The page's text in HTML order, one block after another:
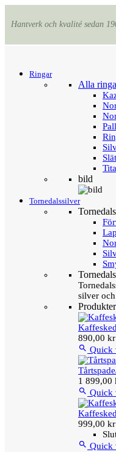
Hantverk och kvalité sedan
Ringar
Alla
bild
Tornedalssilver
silver
Produkter
890,00 kr
 Quick
1 899,00
 Quick
999,00 kr
 Quick